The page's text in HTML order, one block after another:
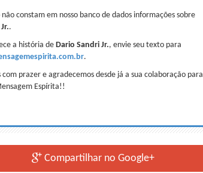
constam em nosso banco de dados informações sobre
.
a história de Dario Sandri Jr., envie seu texto para
.
com prazer e agradecemos desde já a sua colaboração para
Espírita!!
Compartilhar no Google+